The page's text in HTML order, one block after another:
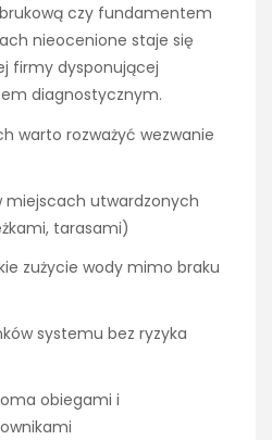
czy fundamentem
nieocenione staje się
firmy dysponującej
diagnostycznym.
warto rozważyć wezwanie
miejscach utwardzonych
tarasami)
zużycie wody mimo braku
systemu bez ryzyka
obiegami i